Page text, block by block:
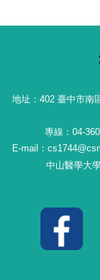
地址：402 臺中市南
專線：04-
E-mail：
中山醫學大